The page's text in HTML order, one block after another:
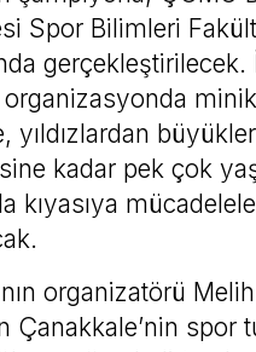
Spor Bilimleri
gerçekleştirilecek.
yıldızlardan büyükler
kadar pek çok
kıyasıya
organizatörü
Çanakkale’nin spor